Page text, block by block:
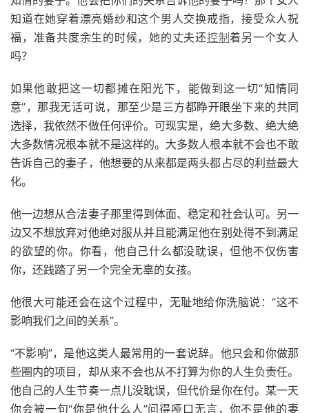
知道在她穿着漂亮婚纱和这个男人交换戒指，接受众人祝
福，准备共度余生的时候，她的丈夫还控制着另一个女人
吗？
如果他敢把这一切都摊在阳光下，能做到这一切“知情同
意”，那我无话可说，那至少是三方都睁开眼坐下来的共同
选择，我依然不做任何评价。可现实是，绝大多数、绝大绝
大多数情况根本就不是这样的。大多数人根本就不会也不敢
告诉自己的妻子，他想要的从来都是两头都占尽的利益最大
化。
他一边想从合法妻子那里得到体面、稳定和社会认可。另一
边又不想放弃对他绝对服从并且能满足他在别处得不到满足
的欲望的你。你看，他自己什么都没耽误，但他不仅伤害
你，还践踏了另一个完全无辜的女孩。
他很大可能还会在这个过程中，无耻地给你洗脑说：“这不
影响我们之间的关系”。
“不影响”，是他这类人最常用的一套说辞。他只会和你做那
些圈内的项目，却从来不会也从不打算为你的人生负责任。
他自己的人生节奏一点儿没耽误，但代价是你在付。某一天
你会被一句“你是他什么人”问得哑口无言，你不是他的妻